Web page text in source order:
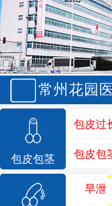
常州花园
包皮包茎
包皮过
包皮包
早泄